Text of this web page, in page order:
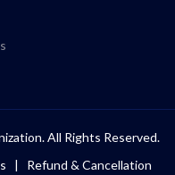
All Rights Reserved.
| Refund & Cancellation